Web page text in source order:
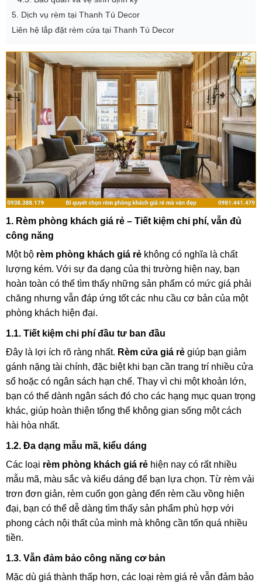
5. Dịch vụ rèm tại Thanh Tú Decor
Liên hệ lắp đặt rèm cửa tại Thanh Tú Decor
1. Rèm phòng khách giá rẻ – Tiết kiệm chi phí, vẫn đủ
công năng
Một bộ rèm phòng khách giá rẻ không có nghĩa là chất
lượng kém. Với sự đa dạng của thị trường hiện nay, bạn
hoàn toàn có thể tìm thấy những sản phẩm có mức giá phải
chăng nhưng vẫn đáp ứng tốt các nhu cầu cơ bản của một
phòng khách hiện đại.
1.1. Tiết kiệm chi phí đầu tư ban đầu
Đây là lợi ích rõ ràng nhất. Rèm cửa giá rẻ giúp bạn giảm
gánh nặng tài chính, đặc biệt khi bạn cần trang trí nhiều cửa
sổ hoặc có ngân sách hạn chế. Thay vì chi một khoản lớn,
bạn có thể dành ngân sách đó cho các hạng mục quan trọng
khác, giúp hoàn thiện tổng thể không gian sống một cách
hài hòa nhất.
1.2. Đa dạng mẫu mã, kiểu dáng
Các loại rèm phòng khách giá rẻ hiện nay có rất nhiều
mẫu mã, màu sắc và kiểu dáng để bạn lựa chọn. Từ rèm vải
trơn đơn giản, rèm cuốn gọn gàng đến rèm cầu vồng hiện
đại, bạn có thể dễ dàng tìm thấy sản phẩm phù hợp với
phong cách nội thất của mình mà không cần tốn quá nhiều
tiền.
1.3. Vẫn đảm bảo công năng cơ bản
Mặc dù giá thành thấp hơn, các loại rèm giá rẻ vẫn đảm bảo